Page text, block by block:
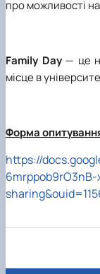
про можливості
Family Day— це
місце в
Форма
https://